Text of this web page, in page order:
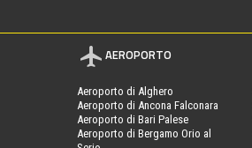
AEROPORTO
Aeroporto di Alghero
Aeroporto di Ancona Falconara
Aeroporto di Bari Palese
Aeroporto di Bergamo Orio al